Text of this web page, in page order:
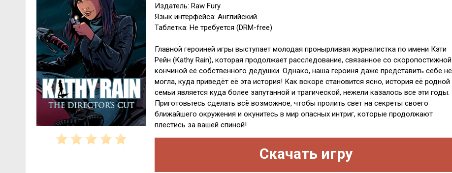
Издатель: Raw Fury
Язык интерфейса: Английский
Таблетка: Не требуется (DRM-free)
Главной героиней игры выступает молодая пронырливая журналистка по имени Кэти
Рейн (Kathy Rain), которая продолжает расследование, связанное со скоропостижной
кончиной её собственного дедушки. Однако, наша героиня даже представить себе не
могла, куда приведёт её эта история! Как вскоре становится ясно, история её родной
семьи является куда более запутанной и трагической, нежели казалось все эти годы.
Приготовьтесь сделать всё возможное, чтобы пролить свет на секреты своего
ближайшего окружения и окунитесь в мир опасных интриг, которые продолжают
плестись за вашей спиной!
Скачать игру